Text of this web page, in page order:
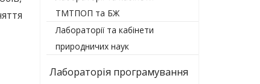
ТМТПОП та БЖ
Лабораторії та кабінети
природничих наук
Лабораторія програмування